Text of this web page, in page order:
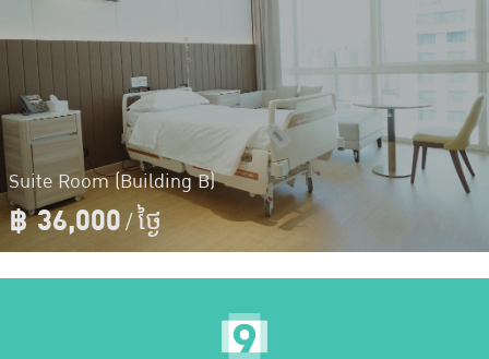
Suite Room (Building B)
฿36,000/ ថ្ងៃ